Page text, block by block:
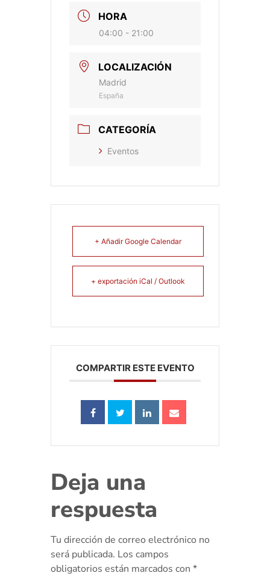
HORA
04:00 - 21:00
LOCALIZACIÓN
Madrid
España
CATEGORÍA
Eventos
+ Añadir Google Calendar
+ exportación iCal / Outlook
COMPARTIR ESTE EVENTO
Deja una
respuesta
Tu dirección de correo electrónico no
será publicada. Los campos
obligatorios están marcados con *